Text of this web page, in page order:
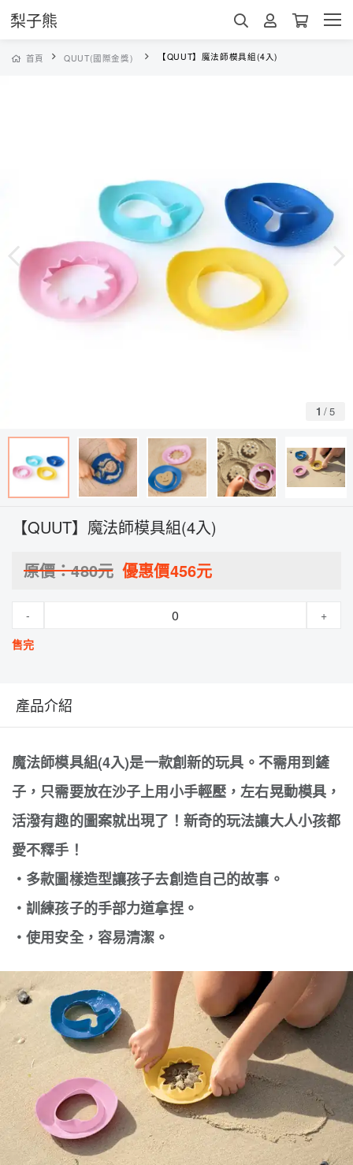
梨子熊
首頁 QUUT(國際金獎) 【QUUT】魔法師模具組(4入)
1 /5
【QUUT】魔法師模具組(4入)
原價：480元 優惠價456元
-
+
售完
產品介紹
魔法師模具組(4入)是一款創新的玩具。不需用到鏟
子，只需要放在沙子上用小手輕壓，左右晃動模具，
活潑有趣的圖案就出現了！新奇的玩法讓大人小孩都
愛不釋手！
‧多款圖樣造型讓孩子去創造自己的故事。
‧訓練孩子的手部力道拿捏。
‧使用安全，容易清潔。